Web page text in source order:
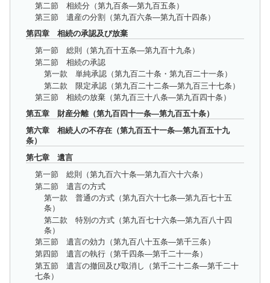
第二節 相続分（第九百条―第九百五条）
第三節 遺産の分割（第九百六条―第九百十四条）
第四章 相続の承認及び放棄
第一節 総則（第九百十五条―第九百十九条）
第二節 相続の承認
第一款 単純承認（第九百二十条・第九百二十一条）
第二款 限定承認（第九百二十二条―第九百三十七条）
第三節 相続の放棄（第九百三十八条―第九百四十条）
第五章 財産分離（第九百四十一条―第九百五十条）
第六章 相続人の不存在（第九百五十一条―第九百五十九
条）
第七章 遺言
第一節 総則（第九百六十条―第九百六十六条）
第二節 遺言の方式
第一款 普通の方式（第九百六十七条―第九百七十五
条）
第二款 特別の方式（第九百七十六条―第九百八十四
条）
第三節 遺言の効力（第九百八十五条―第千三条）
第四節 遺言の執行（第千四条―第千二十一条）
第五節 遺言の撤回及び取消し（第千二十二条―第千二十
七条）